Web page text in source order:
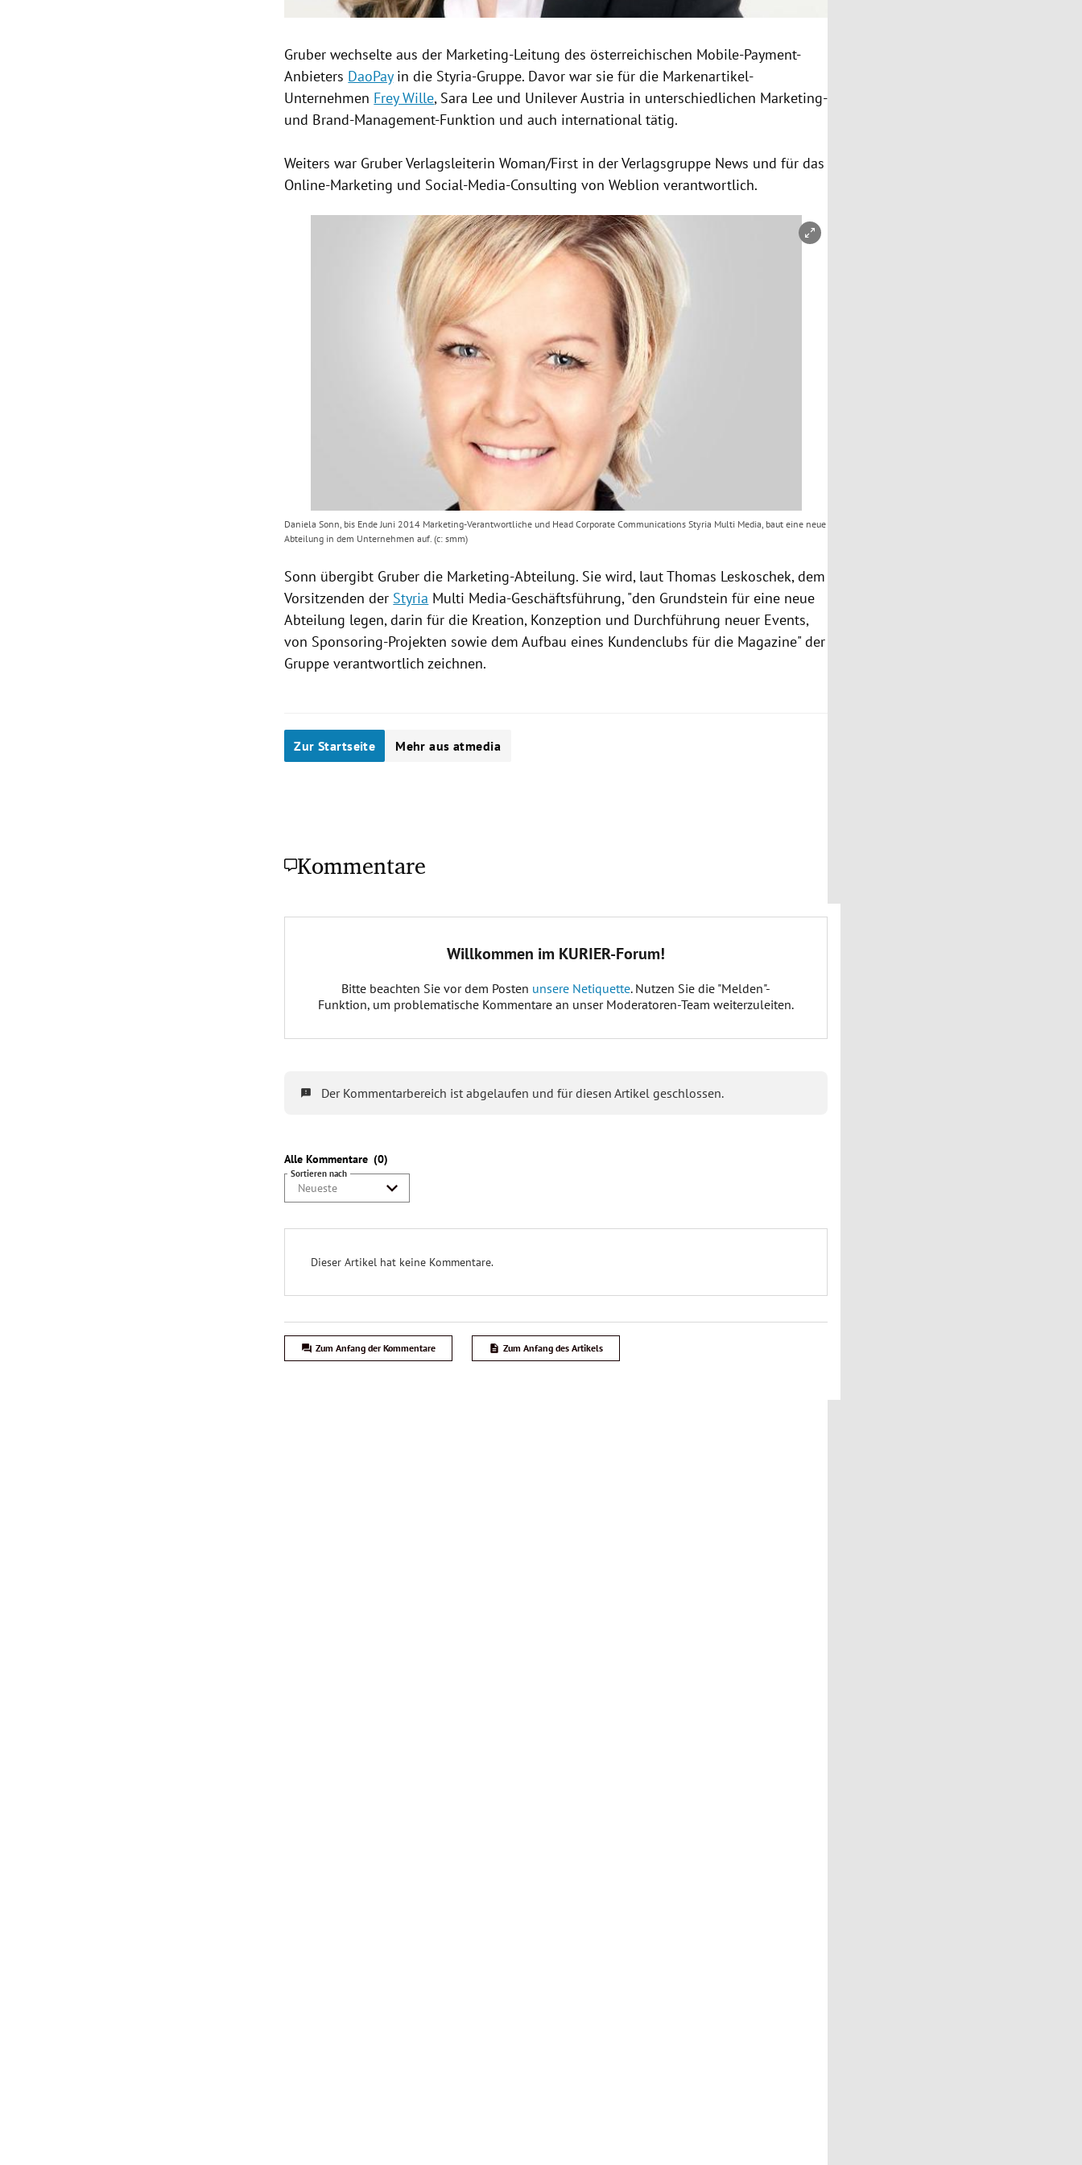
Gruber wechselte aus der Marketing-Leitung des österreichischen Mobile-Payment-
Anbieters DaoPayin die Styria-Gruppe. Davor war sie für die Markenartikel-
Unternehmen Frey Wille, Sara Lee und UnileverAustria in unterschiedlichen Marketing-
und Brand-Management-Funktion und auch international tätig.
Weiters war Gruber Verlagsleiterin Woman/First in der Verlagsgruppe News und für das
Online-Marketing und Social-Media-Consulting von Weblion verantwortlich.
Daniela Sonn, bis Ende Juni 2014 Marketing-Verantwortliche und Head Corporate Communications Styria Multi Media, baut eine neue
Abteilung in dem Unternehmen auf. (c: smm)
Sonn übergibt Gruber die Marketing-Abteilung. Sie wird, lautThomas Leskoschek, dem
Vorsitzenden der Styria Multi Media-Geschäftsführung, "den Grundstein für eine neue
Abteilung legen, darin für die Kreation, Konzeption und Durchführung neuer Events,
von Sponsoring-Projekten sowie dem Aufbau eines Kundenclubs für die Magazine" der
Gruppe verantwortlich zeichnen.
Zur Startseite Mehr aus atmedia
Kommentare